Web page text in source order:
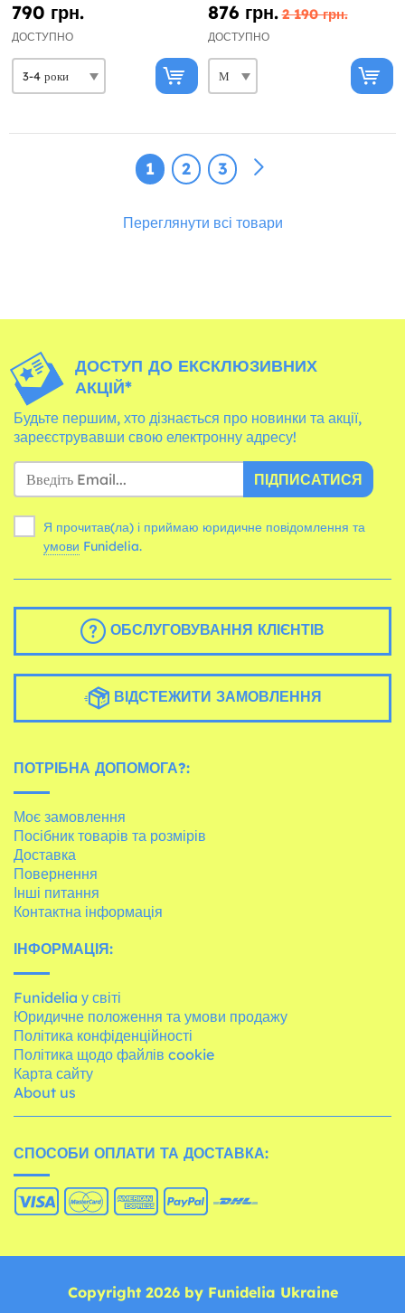
790 грн.
ДОСТУПНО
876 грн. 2 190 грн.
ДОСТУПНО
1 2 3
Переглянути всі товари
ДОСТУП ДО ЕКСКЛЮЗИВНИХ
АКЦІЙ*
Будьте першим, хто дізнається про новинки та акції,
зареєструвавши свою електронну адресу!
ПІДПИСАТИСЯ
Я прочитав(ла) і приймаю юридичне повідомлення та
умови Funidelia.
ОБСЛУГОВУВАННЯ КЛІЄНТІВ
ВІДСТЕЖИТИ ЗАМОВЛЕННЯ
ПОТРІБНА ДОПОМОГА?:
Моє замовлення
Посібник товарів та розмірів
Доставка
Повернення
Інші питання
Контактна інформація
ІНФОРМАЦІЯ:
Funidelia у світі
Юридичне положення та умови продажу
Політика конфіденційності
Політика щодо файлів cookie
Карта сайту
About us
СПОСОБИ ОПЛАТИ ТА ДОСТАВКА:
Copyright 2026 by Funidelia Ukraine